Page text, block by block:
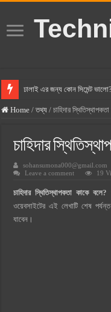
ঢালাই এর জন্য কোন সিমেন্ট
বসুন্ধরা সিমেন্ট এর দাম ২০২৫
হোলসিম সিমেন্ট দাম ২০২৫
সুপারক্রিট সিমেন্ট দাম ২০২৫
ওয়ালটন মোবাইল কিস্তিতে কেনার
ওয়ালটন টিভি কিস্তিতে কেনার নিয়ম
Home / তথ্য / চাহিদার
চাহিদার
sohansumona000@gmail.com
Leave a comment
19
চাহিদার স্থিতিস্থাপকতা কাকে বলে?
ওয়েবসাইটের এই লেখাটি শেষ
যাবেন।